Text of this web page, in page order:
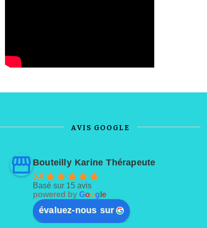
AVIS GOOGLE
Bouteilly Karine Thérapeute
5.0
Basé sur 15 avis
powered by Goog e
évaluez-nous sur